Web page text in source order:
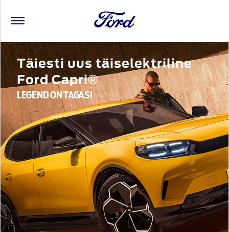
Täiesti uus täiselektriline
Ford Capri®
LEGEND ON TAGASI